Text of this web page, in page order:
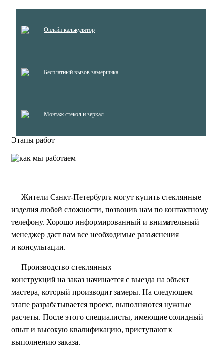
Онлайн калькулятор
Бесплатный вызов замерщика
Монтаж стекол и зеркал
Этапы работ
Жители Санкт-Петербурга могут купить стеклянные
изделия любой сложности, позвонив нам по контактному
телефону. Хорошо информированный и внимательный
менеджер даст вам все необходимые разъяснения
и консультации.
Производство стеклянных
конструкций на заказ начинается с выезда на объект
мастера, который производит замеры. На следующем
этапе разрабатывается проект, выполняются нужные
расчеты. После этого специалисты, имеющие солидный
опыт и высокую квалификацию, приступают к
выполнению заказа.